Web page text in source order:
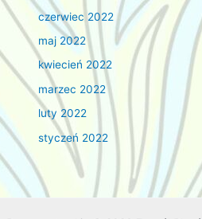
czerwiec 2022
maj 2022
kwiecień 2022
marzec 2022
luty 2022
styczeń 2022